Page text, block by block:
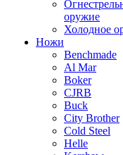
оружие
Холодное
Ножи
Benchmade
Al Mar
Boker
CJRB
Buck
City Brother
Cold Steel
Helle